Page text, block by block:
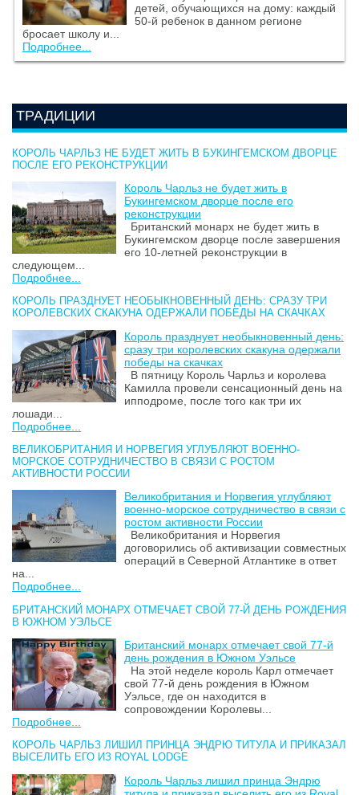
детей, обучающихся на дому: каждый
50-й ребенок в данном регионе
бросает школу и...
Подробнее...
ТРАДИЦИИ
КОРОЛЬ ЧАРЛЬЗ НЕ БУДЕТ ЖИТЬ В БУКИНГЕМСКОМ ДВОРЦЕ
ПОСЛЕ ЕГО РЕКОНСТРУКЦИИ
Король Чарльз не будет жить в
Букингемском дворце после его
реконструкции
Британский монарх не будет жить в
Букингемском дворце после завершения
его 10-летней реконструкции в
следующем...
Подробнее...
КОРОЛЬ ПРАЗДНУЕТ НЕОБЫКНОВЕННЫЙ ДЕНЬ: СРАЗУ ТРИ
КОРОЛЕВСКИХ СКАКУНА ОДЕРЖАЛИ ПОБЕДЫ НА СКАЧКАХ
Король празднует необыкновенный день:
сразу три королевских скакуна одержали
победы на скачках
В пятницу Король Чарльз и королева
Камилла провели сенсационный день на
ипподроме, после того как три их
лошади...
Подробнее...
ВЕЛИКОБРИТАНИЯ И НОРВЕГИЯ УГЛУБЛЯЮТ ВОЕННО-
МОРСКОЕ СОТРУДНИЧЕСТВО В СВЯЗИ С РОСТОМ
АКТИВНОСТИ РОССИИ
Великобритания и Норвегия углубляют
военно-морское сотрудничество в связи с
ростом активности России
Великобритания и Норвегия
договорились об активизации совместных
операций в Северной Атлантике в ответ
на...
Подробнее...
БРИТАНСКИЙ МОНАРХ ОТМЕЧАЕТ СВОЙ 77-Й ДЕНЬ РОЖДЕНИЯ
В ЮЖНОМ УЭЛЬСЕ
Британский монарх отмечает свой 77-й
день рождения в Южном Уэльсе
На этой неделе король Карл отмечает
свой 77-й день рождения в Южном
Уэльсе, где он находится в
сопровождении Королевы...
Подробнее...
КОРОЛЬ ЧАРЛЬЗ ЛИШИЛ ПРИНЦА ЭНДРЮ ТИТУЛА И ПРИКАЗАЛ
ВЫСЕЛИТЬ ЕГО ИЗ ROYAL LODGE
Король Чарльз лишил принца Эндрю